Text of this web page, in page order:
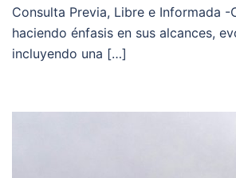
Consulta Previa, Libre e Informada -
haciendo énfasis en sus alcances,
incluyendo una […]